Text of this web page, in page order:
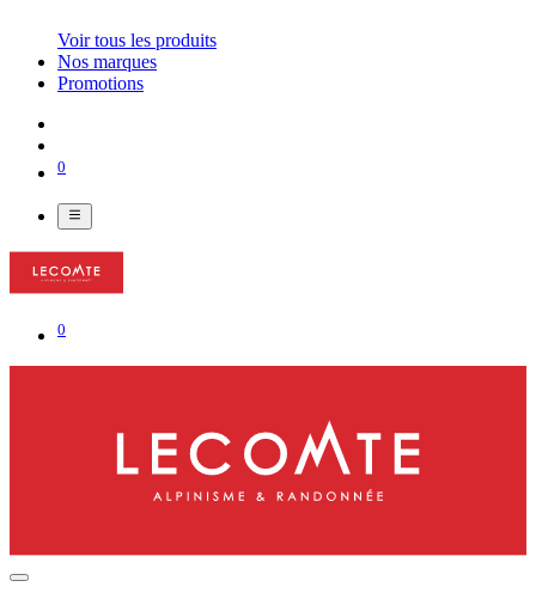
Voir tous les produits
Nos marques
Promotions
0
0